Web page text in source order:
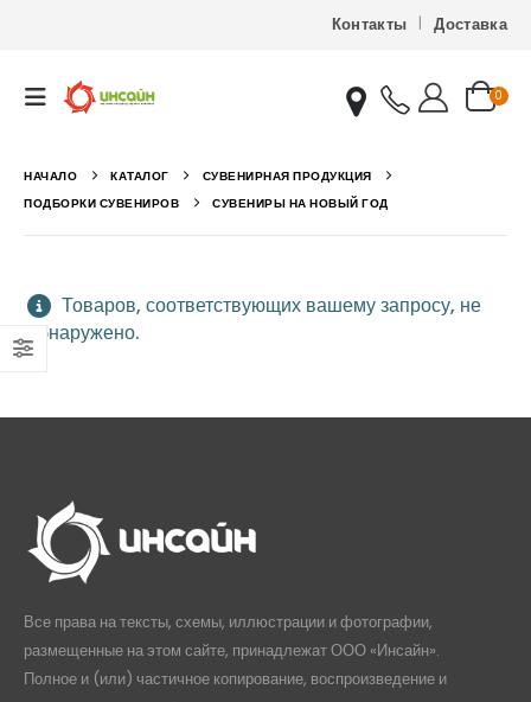
Контакты Доставка
0
НАЧАЛО КАТАЛОГ
СУВЕНИРНАЯ ПРОДУКЦИЯ
ПОДБОРКИ СУВЕНИРОВ
СУВЕНИРЫ НА НОВЫЙ ГОД
Товаров, соответствующих вашему запросу, не
обнаружено.
Все права на тексты, схемы, иллюстрации и фотографии,
размещенные на этом сайте, принадлежат ООО «Инсайн».
Полное и (или) частичное копирование, воспроизведение и